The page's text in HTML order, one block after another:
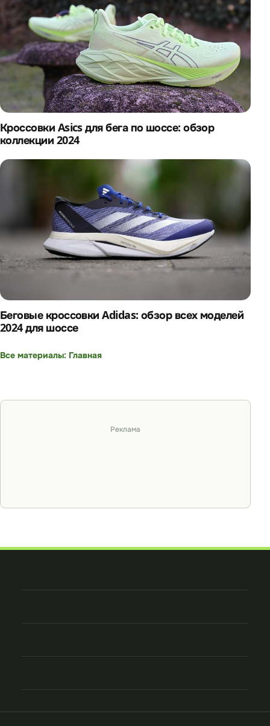
Кроссовки Asics для бега по шоссе: обзор
коллекции 2024
Беговые кроссовки Adidas: обзор всех моделей
2024 для шоссе
Все материалы: Главная
Реклама